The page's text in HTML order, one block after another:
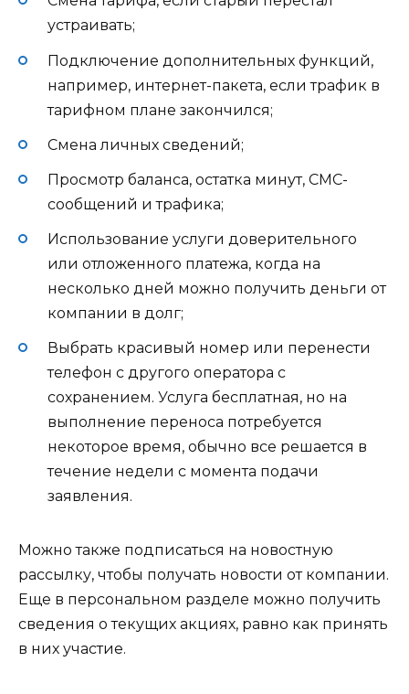
устраивать;
Подключение дополнительных функций,
например, интернет-пакета, если трафик в
тарифном плане закончился;
Смена личных сведений;
Просмотр баланса, остатка минут, СМС-
сообщений и трафика;
Использование услуги доверительного
или отложенного платежа, когда на
несколько дней можно получить деньги от
компании в долг;
Выбрать красивый номер или перенести
телефон с другого оператора с
сохранением. Услуга бесплатная, но на
выполнение переноса потребуется
некоторое время, обычно все решается в
течение недели с момента подачи
заявления.
Можно также подписаться на новостную
рассылку, чтобы получать новости от компании.
Еще в персональном разделе можно получить
сведения о текущих акциях, равно как принять
в них участие.